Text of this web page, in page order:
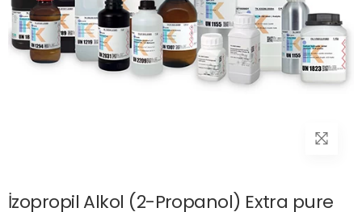
İzopropil Alkol (2-Propanol) Extra pure